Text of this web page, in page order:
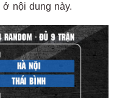
nội dung này.